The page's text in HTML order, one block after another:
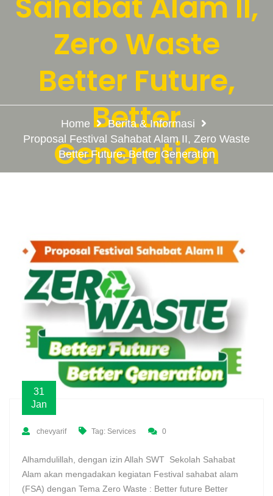
Zero Waste
Better Future,
Better
Generation
Home
Berita & Informasi
Proposal Festival Sahabat Alam II, Zero Waste
Better Future, Better Generation
31
Jan
chevyarif Tag: Services 0
Alhamdulillah, dengan izin Allah SWT Sekolah Sahabat
Alam akan mengadakan kegiatan Festival sahabat alam
(FSA) dengan Tema Zero Waste : Better future Better